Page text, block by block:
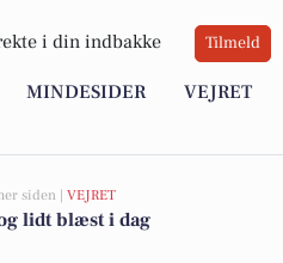
i din indbakke Tilmeld
MINDESIDER VEJRET
siden | VEJRET
lidt blæst i dag